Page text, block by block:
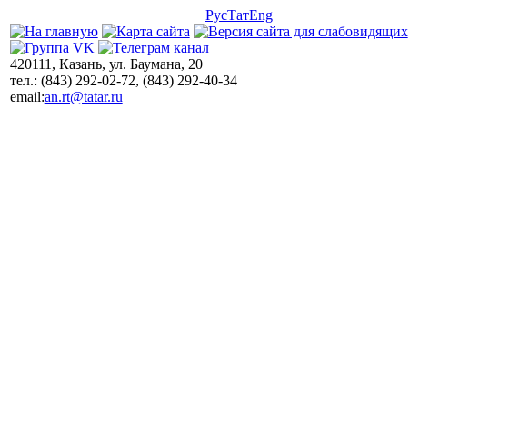
РусТатEng
420111, Казань, ул. Баумана, 20
тел.: (843) 292-02-72, (843) 292-40-34
email:an.rt@tatar.ru